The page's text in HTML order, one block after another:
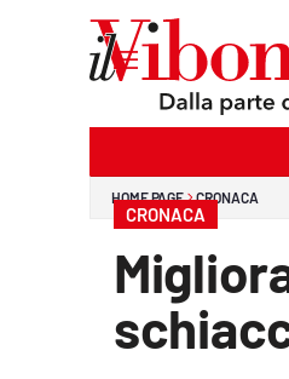
HOME PAGE CRONACA
CRONACA